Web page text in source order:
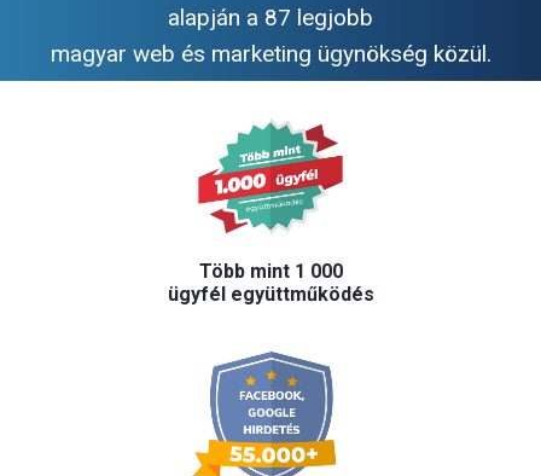
alapján a 87 legjobb
magyar web és marketing ügynökség közül.
Több mint 1 000
ügyfél együttműködés